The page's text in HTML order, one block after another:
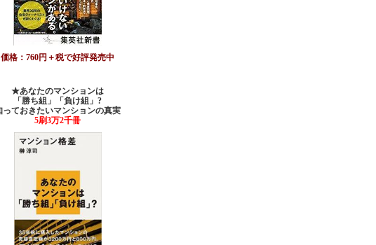
価格：760円＋税で好評発売中
★あなたのマンションは
「勝ち組」「負け組」?
っておきたいマンションの真実
5刷3万2千冊